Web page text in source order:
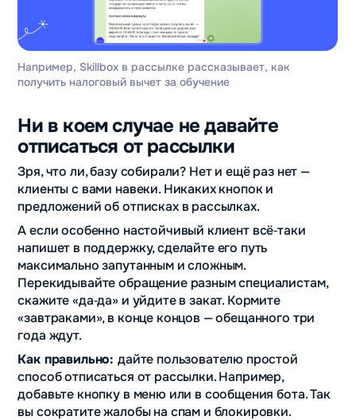
Например, Skillbox в рассылке рассказывает, как
получить налоговый вычет за обучение
Ни в коем случае не давайте
отписаться от рассылки
Зря, что ли, базу собирали? Нет и ещё раз нет —
клиенты с вами навеки. Никаких кнопок и
предложений об отписках в рассылках.
А если особенно настойчивый клиент всё‑таки
напишет в поддержку, сделайте его путь
максимально запутанным и сложным.
Перекидывайте обращение разным специалистам,
скажите «да‑да» и уйдите в закат. Кормите
«завтраками», в конце концов — обещанного три
года ждут.
Как правильно: дайте пользователю простой
способ отписаться от рассылки. Например,
добавьте кнопку в меню или в сообщения бота. Так
вы сократите жалобы на спам и блокировки.